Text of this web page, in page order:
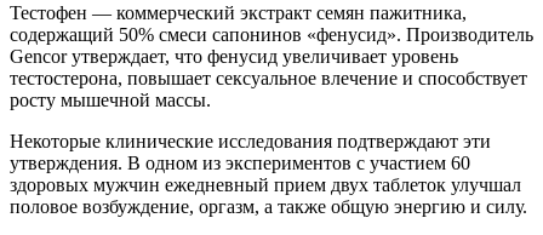
Тестофен — коммерческий экстракт семян пажитника,
содержащий 50% смеси сапонинов «фенусид». Производитель
Gencor утверждает, что фенусид увеличивает уровень
тестостерона, повышает сексуальное влечение и способствует
росту мышечной массы.
Некоторые клинические исследования подтверждают эти
утверждения. В одном из экспериментов с участием 60
здоровых мужчин ежедневный прием двух таблеток улучшал
половое возбуждение, оргазм, а также общую энергию и силу.